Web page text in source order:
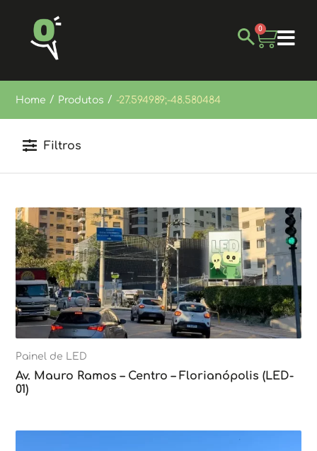
0
Home / Produtos / -27.594989;-48.580484
Filtros
Painel de LED
Av. Mauro Ramos – Centro – Florianópolis (LED-
01)